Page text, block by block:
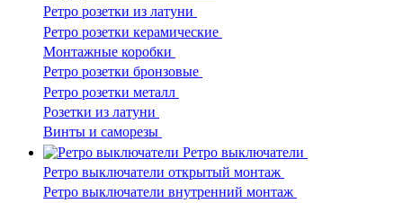
Ретро розетки из латуни
Ретро розетки керамические
Монтажные коробки
Ретро розетки бронзовые
Ретро розетки металл
Розетки из латуни
Винты и саморезы
Ретро выключатели
Ретро выключатели открытый монтаж
Ретро выключатели внутренний монтаж